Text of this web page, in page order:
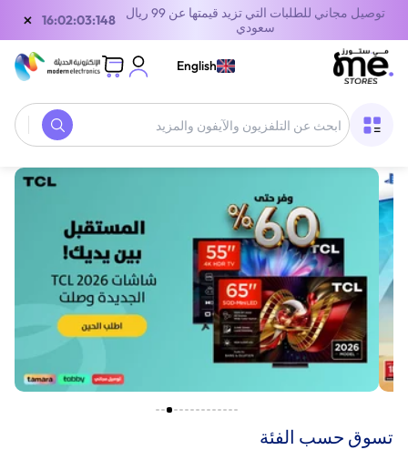
توصيل مجاني للطلبات التي تزيد قيمتها عن 99 ريال
سعودي
15:02:03:148
×
English
‫تسوق حسب الفئة‬